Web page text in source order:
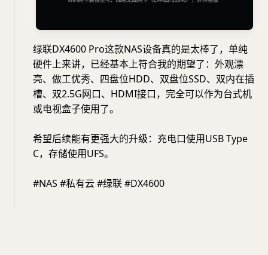
绿联DX4600 Pro这款NAS设备真的是太棒了，单纯
硬件上来讲，已经基本上符合我的期望了：外观漂
亮、做工优秀、四盘位HDD、双盘位SSD、双内在插
槽、双2.5G网口、HDMI接口，完全可以作为台式机
或电视盒子使用了。
希望后续能有更强大的升级：充电口使用USB Type
C，存储使用UFS。
#NAS #私有云 #绿联 #DX4600